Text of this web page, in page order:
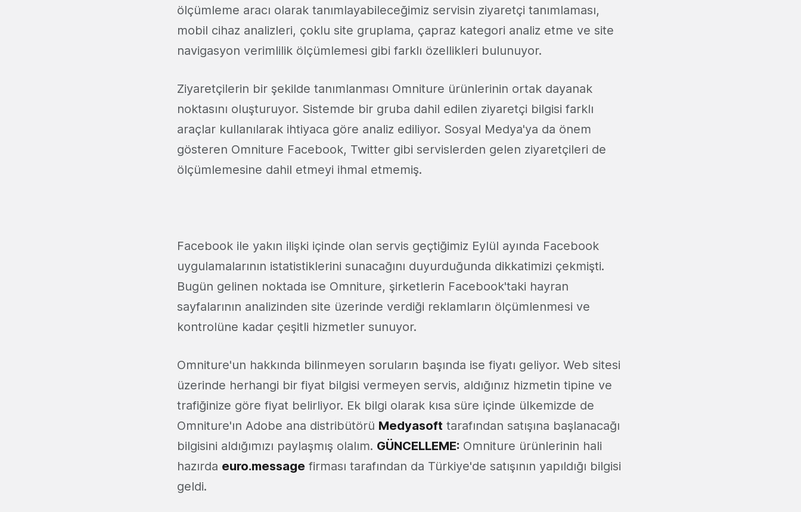
ölçümleme aracı olarak tanımlayabileceğimiz servisin ziyaretçi tanımlaması,
mobil cihaz analizleri, çoklu site gruplama, çapraz kategori analiz etme ve site
navigasyon verimlilik ölçümlemesi gibi farklı özellikleri bulunuyor.
Ziyaretçilerin bir şekilde tanımlanması Omniture ürünlerinin ortak dayanak
noktasını oluşturuyor. Sistemde bir gruba dahil edilen ziyaretçi bilgisi farklı
araçlar kullanılarak ihtiyaca göre analiz ediliyor. Sosyal Medya'ya da önem
gösteren Omniture Facebook, Twitter gibi servislerden gelen ziyaretçileri de
ölçümlemesine dahil etmeyi ihmal etmemiş.
Facebook ile yakın ilişki içinde olan servis geçtiğimiz Eylül ayında Facebook
uygulamalarının istatistiklerini sunacağını duyurduğunda dikkatimizi çekmişti.
Bugün gelinen noktada ise Omniture, şirketlerin Facebook'taki hayran
sayfalarının analizinden site üzerinde verdiği reklamların ölçümlenmesi ve
kontrolüne kadar çeşitli hizmetler sunuyor.
Omniture'un hakkında bilinmeyen soruların başında ise fiyatı geliyor. Web sitesi
üzerinde herhangi bir fiyat bilgisi vermeyen servis, aldığınız hizmetin tipine ve
trafiğinize göre fiyat belirliyor. Ek bilgi olarak kısa süre içinde ülkemizde de
Omniture'ın Adobe ana distribütörü Medyasoft tarafından satışına başlanacağı
bilgisini aldığımızı paylaşmış olalım. GÜNCELLEME: Omniture ürünlerinin hali
hazırda euro.message firması tarafından da Türkiye'de satışının yapıldığı bilgisi
geldi.